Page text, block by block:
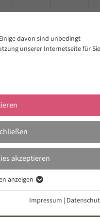
davon sind unbedingt
unserer Internetseite für Sie
akzeptieren
Funktionen der Webseite
anzeigen
Impressum |